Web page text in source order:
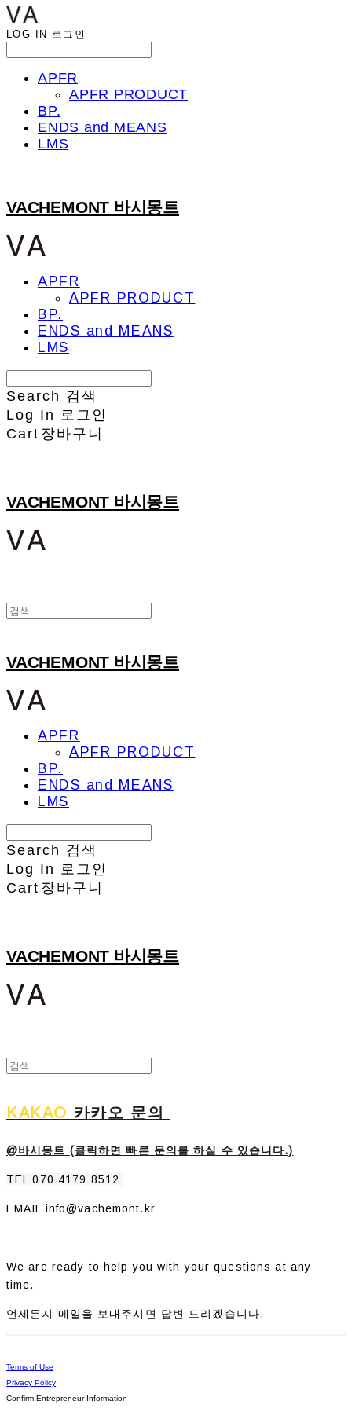
LOG IN 로그인
APFR
APFR PRODUCT
BP.
ENDS and MEANS
LMS
VACHEMONT 바시몽트
APFR
APFR PRODUCT
BP.
ENDS and MEANS
LMS
Search 검색
Log In
로그인
Cart 장바구니
VACHEMONT 바시몽트
VACHEMONT 바시몽트
APFR
APFR PRODUCT
BP.
ENDS and MEANS
LMS
Search 검색
Log In 로그인
Cart 장바구니
VACHEMONT 바시몽트
KAKAO 카카오 문의
@바시몽트 (클릭하면 빠른 문의를 하실 수 있습니다.)
TEL 070 4179 8512
EMAIL info@vachemont.kr
We are ready to help you with your questions at any
time.
언제든지 메일을 보내주시면 답변 드리겠습니다.
Terms of Use
Privacy Policy
Confirm Entrepreneur Information